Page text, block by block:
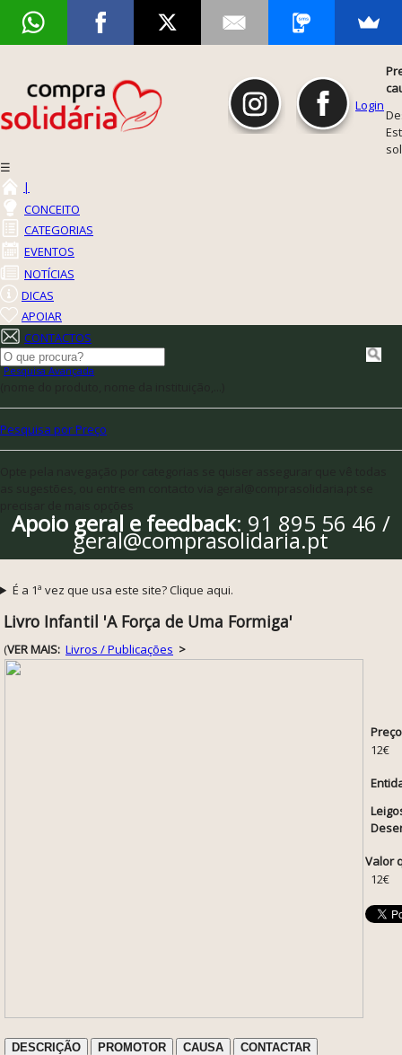
Login
☰
|
CONCEITO
CATEGORIAS
EVENTOS
NOTÍCIAS
DICAS
APOIAR
CONTACTOS
Pesquisa Avançada
Pesquisa por Preço
Apoio geral e feedback: 91 895 56 46 /
geral@comprasolidaria.pt
É a 1ª vez que usa este site? Clique aqui.
Livro Infantil 'A Força de Uma Formiga'
(VER MAIS: Livros / Publicações >
12€
Valor
12€
DESCRIÇÃO PROMOTOR CAUSA CONTACTAR